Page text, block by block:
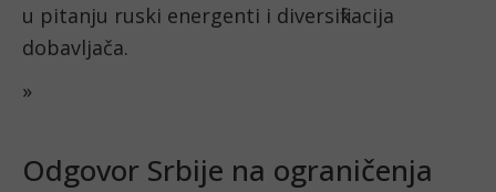
u pitanju ruski energenti i diversifikacija
dobavljača.
»
Odgovor Srbije na ograničenja